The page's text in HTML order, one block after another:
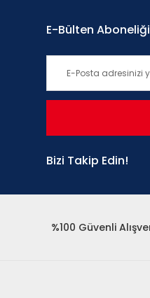
E-Bülten Aboneliği
Bizi Takip Edin!
%100 Güvenli